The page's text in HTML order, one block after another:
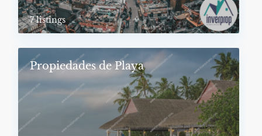
7 listings
Propiedades de Playa